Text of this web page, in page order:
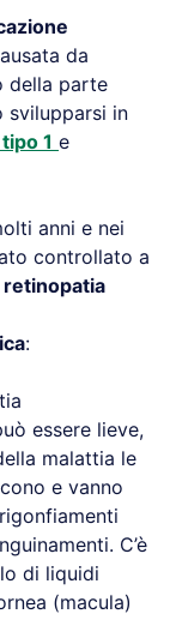
da
della parte
svilupparsi in
1 e
anni e nei
controllato a
retinopatia
:
essere lieve,
malattia le
e vanno
C’è
di liquidi
(macula)